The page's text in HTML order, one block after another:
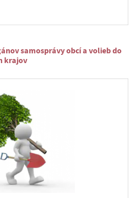
samosprávy obcí a volieb do
krajov